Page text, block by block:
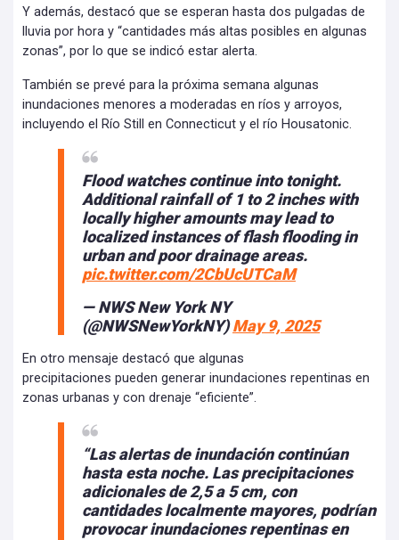
Y además, destacó que se esperan hasta dos pulgadas de
lluvia por hora y “cantidades más altas posibles en algunas
zonas”, por lo que se indicó estar alerta.
También se prevé para la próxima semana algunas
inundaciones menores a moderadas en ríos y arroyos,
incluyendo el Río Still en Connecticut y el río Housatonic.
Flood watches continue into tonight.
Additional rainfall of 1 to 2 inches with
locally higher amounts may lead to
localized instances of flash flooding in
urban and poor drainage areas.
pic.twitter.com/2CbUcUTCaM
— NWS New York NY
(@NWSNewYorkNY)May 9, 2025
En otro mensaje destacó que algunas
precipitaciones pueden generar inundaciones repentinas en
zonas urbanas y con drenaje “eficiente”.
“Las alertas de inundación continúan
hasta esta noche. Las precipitaciones
adicionales de 2,5 a 5 cm, con
cantidades localmente mayores, podrían
provocar inundaciones repentinas en